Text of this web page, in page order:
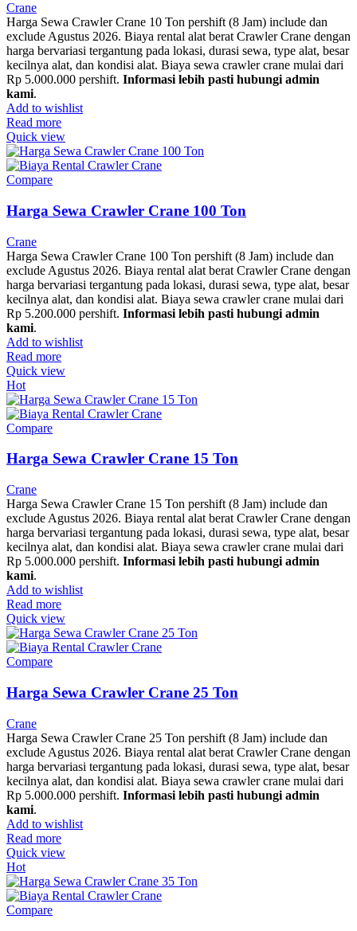
Crane
Harga Sewa Crawler Crane 10 Ton pershift (8 Jam) include dan
exclude Agustus 2026. Biaya rental alat berat Crawler Crane dengan
harga bervariasi tergantung pada lokasi, durasi sewa, type alat, besar
kecilnya alat, dan kondisi alat. Biaya sewa crawler crane mulai dari
Rp 5.000.000 pershift. Informasi lebih pasti hubungi admin
kami.
Add to wishlist
Read more
Quick view
Compare
Harga Sewa Crawler Crane 100 Ton
Crane
Harga Sewa Crawler Crane 100 Ton pershift (8 Jam) include dan
exclude Agustus 2026. Biaya rental alat berat Crawler Crane dengan
harga bervariasi tergantung pada lokasi, durasi sewa, type alat, besar
kecilnya alat, dan kondisi alat. Biaya sewa crawler crane mulai dari
Rp 5.200.000 pershift. Informasi lebih pasti hubungi admin
kami.
Add to wishlist
Read more
Quick view
Hot
Compare
Harga Sewa Crawler Crane 15 Ton
Crane
Harga Sewa Crawler Crane 15 Ton pershift (8 Jam) include dan
exclude Agustus 2026. Biaya rental alat berat Crawler Crane dengan
harga bervariasi tergantung pada lokasi, durasi sewa, type alat, besar
kecilnya alat, dan kondisi alat. Biaya sewa crawler crane mulai dari
Rp 5.000.000 pershift. Informasi lebih pasti hubungi admin
kami.
Add to wishlist
Read more
Quick view
Compare
Harga Sewa Crawler Crane 25 Ton
Crane
Harga Sewa Crawler Crane 25 Ton pershift (8 Jam) include dan
exclude Agustus 2026. Biaya rental alat berat Crawler Crane dengan
harga bervariasi tergantung pada lokasi, durasi sewa, type alat, besar
kecilnya alat, dan kondisi alat. Biaya sewa crawler crane mulai dari
Rp 5.000.000 pershift. Informasi lebih pasti hubungi admin
kami.
Add to wishlist
Read more
Quick view
Hot
Compare